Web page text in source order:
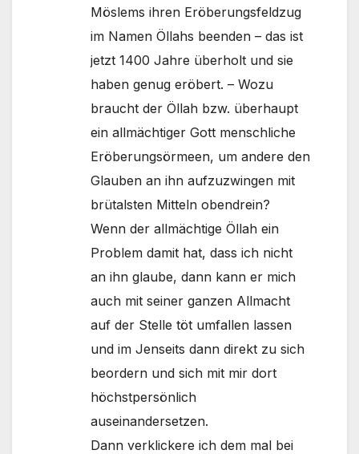
Möslems ihren Eröberungsfeldzug
im Namen Öllahs beenden – das ist
jetzt 1400 Jahre überholt und sie
haben genug eröbert. – Wozu
braucht der Öllah bzw. überhaupt
ein allmächtiger Gott menschliche
Eröberungsörmeen, um andere den
Glauben an ihn aufzuzwingen mit
brütalsten Mitteln obendrein?
Wenn der allmächtige Öllah ein
Problem damit hat, dass ich nicht
an ihn glaube, dann kann er mich
auch mit seiner ganzen Allmacht
auf der Stelle töt umfallen lassen
und im Jenseits dann direkt zu sich
beordern und sich mit mir dort
höchstpersönlich
auseinandersetzen.
Dann verklickere ich dem mal bei